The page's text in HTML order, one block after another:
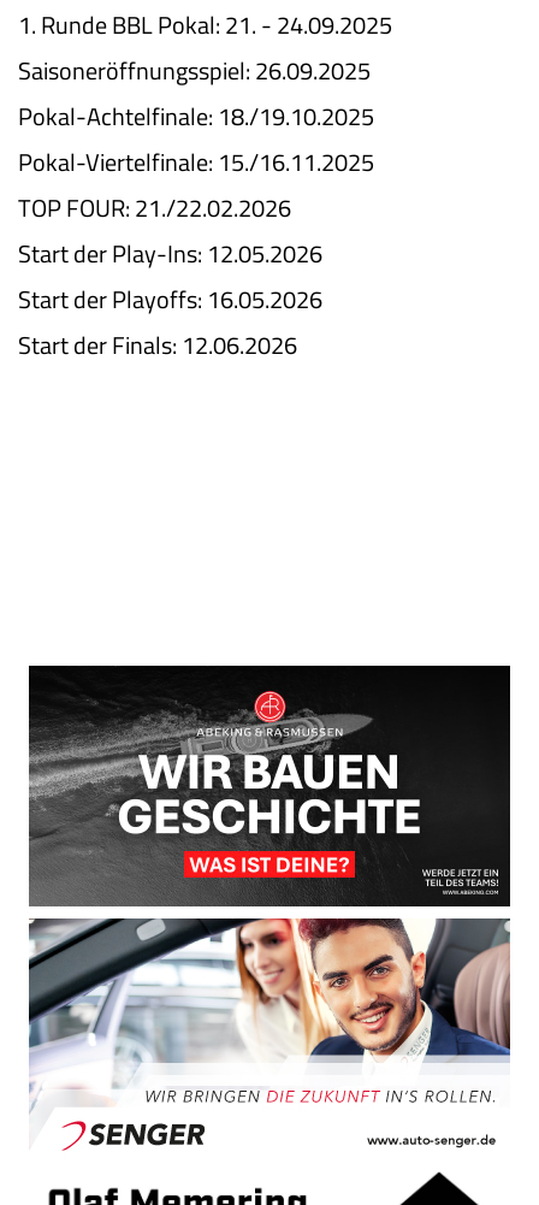
1. Runde BBL Pokal: 21. - 24.09.2025
Saisoneröffnungsspiel: 26.09.2025
Pokal-Achtelfinale: 18./19.10.2025
Pokal-Viertelfinale: 15./16.11.2025
TOP FOUR: 21./22.02.2026
Start der Play-Ins: 12.05.2026
Start der Playoffs: 16.05.2026
Start der Finals: 12.06.2026